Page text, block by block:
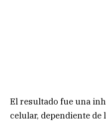
El resultado fue una
celular, dependiente